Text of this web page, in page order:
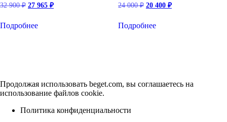
32 900₽ Первоначальная
32
27 965 ₽Текущая
Подробнее
24 000₽ Первоначальная
24
20 400 ₽Текущая
Подробнее
Продолжая использовать beget.com, вы соглашаетесь на
использование файлов cookie.
Политика конфиденциальности